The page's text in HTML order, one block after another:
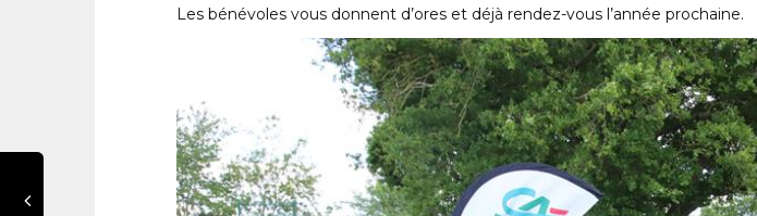
Les bénévoles vous donnent d’ores et déjà rendez-vous l’année prochaine.